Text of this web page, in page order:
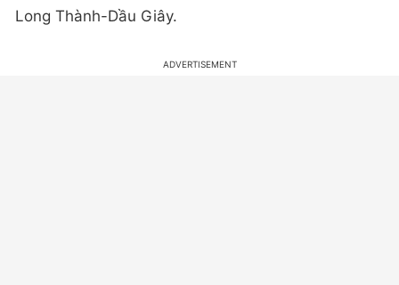
Long Thành-Dầu Giây.